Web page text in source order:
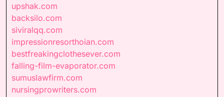
upshak.com
backsilo.com
siviralqq.com
impressionresorthoian.com
bestfreakingclothesever.com
falling-film-evaporator.com
sumuslawfirm.com
nursingprowriters.com